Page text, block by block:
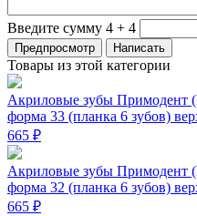
Введите сумму 4 + 4
Товары из этой категории
Акриловые зубы Примодент
форма 33 (планка 6 зубов)
665 ₽
Акриловые зубы Примодент
форма 32 (планка 6 зубов)
665 ₽